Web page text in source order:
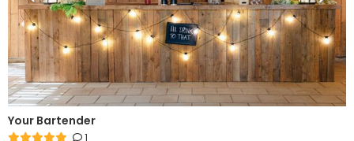
Your Bartender
1